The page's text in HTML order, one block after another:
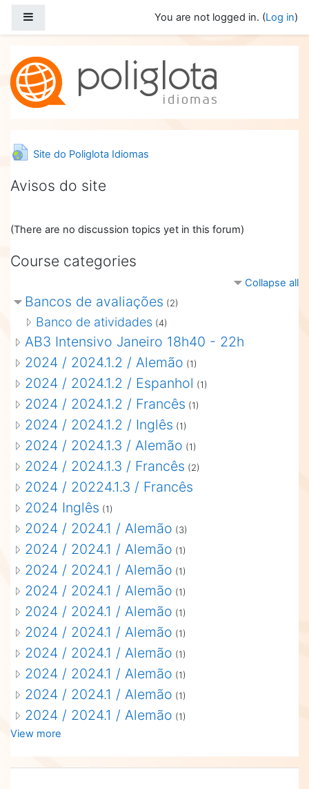
You are not logged in. (Log in)
Site do Poliglota Idiomas
URL
Avisos do site
(There are no discussion topics yet in this forum)
Course categories
Collapse all
Bancos de avaliações (2)
Banco de atividades (4)
AB3 Intensivo Janeiro 18h40 - 22h
2024 / 2024.1.2 / Alemão (1)
2024 / 2024.1.2 / Espanhol (1)
2024 / 2024.1.2 / Francês (1)
2024 / 2024.1.2 / Inglês (1)
2024 / 2024.1.3 / Alemão (1)
2024 / 2024.1.3 / Francês (2)
2024 / 20224.1.3 / Francês
2024 Inglês (1)
2024 / 2024.1 / Alemão (3)
2024 / 2024.1 / Alemão (1)
2024 / 2024.1 / Alemão (1)
2024 / 2024.1 / Alemão (1)
2024 / 2024.1 / Alemão (1)
2024 / 2024.1 / Alemão (1)
2024 / 2024.1 / Alemão (1)
2024 / 2024.1 / Alemão (1)
2024 / 2024.1 / Alemão (1)
2024 / 2024.1 / Alemão (1)
View more